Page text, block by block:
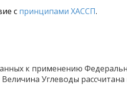
с принципами ХАССП.
к применению
Углеводы